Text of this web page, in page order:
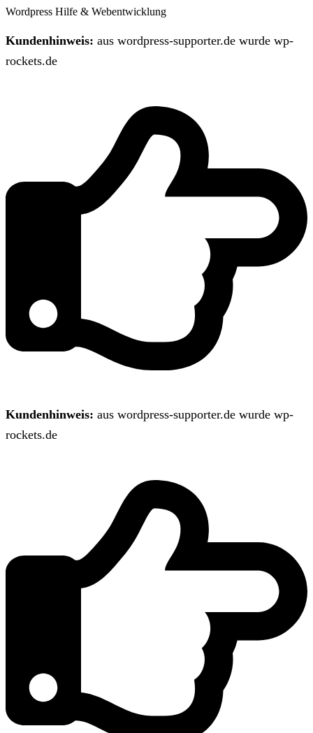
Wordpress Hilfe & Webentwicklung
Kundenhinweis: aus wordpress-supporter.de wurde wp-
rockets.de
Kundenhinweis: aus wordpress-supporter.de wurde wp-
rockets.de